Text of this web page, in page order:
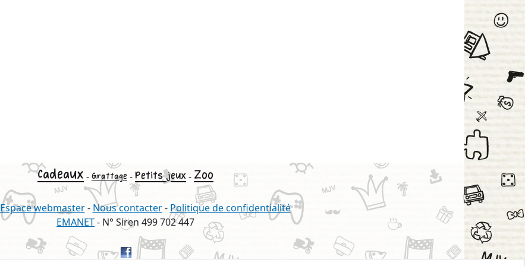
Cadeaux - Grattage -Petits jeux- Zoo
Espace webmaster- Nous contacter- Politique de confidentialité
EMANET- N° Siren 499 702 447